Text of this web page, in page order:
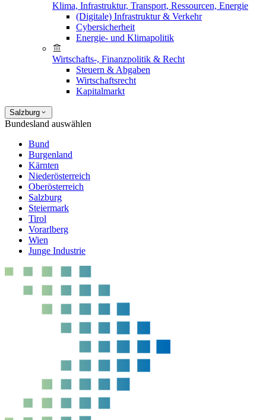
Klima, Infrastruktur, Transport, Ressourcen, Energie
(Digitale) Infrastruktur & Verkehr
Cybersicherheit
Energie- und Klimapolitik
Wirtschafts-, Finanzpolitik & Recht
Steuern & Abgaben
Wirtschaftsrecht
Kapitalmarkt
Salzburg
Bundesland auswählen
Bund
Burgenland
Kärnten
Niederösterreich
Oberösterreich
Salzburg
Steiermark
Tirol
Vorarlberg
Wien
Junge Industrie